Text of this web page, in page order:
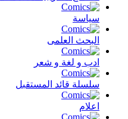
سياسة
البحث العلمى
ادب و لغة و شعر
سلسلة قائد المستقبل
اعلام